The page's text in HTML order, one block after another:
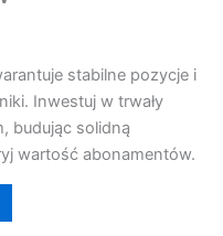
stabilne pozycje i
Inwestuj w trwały
budując solidną
wartość abonamentów.